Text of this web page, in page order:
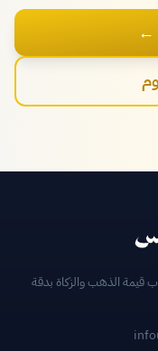
←
قيمة الذهب والزكاة بدقة